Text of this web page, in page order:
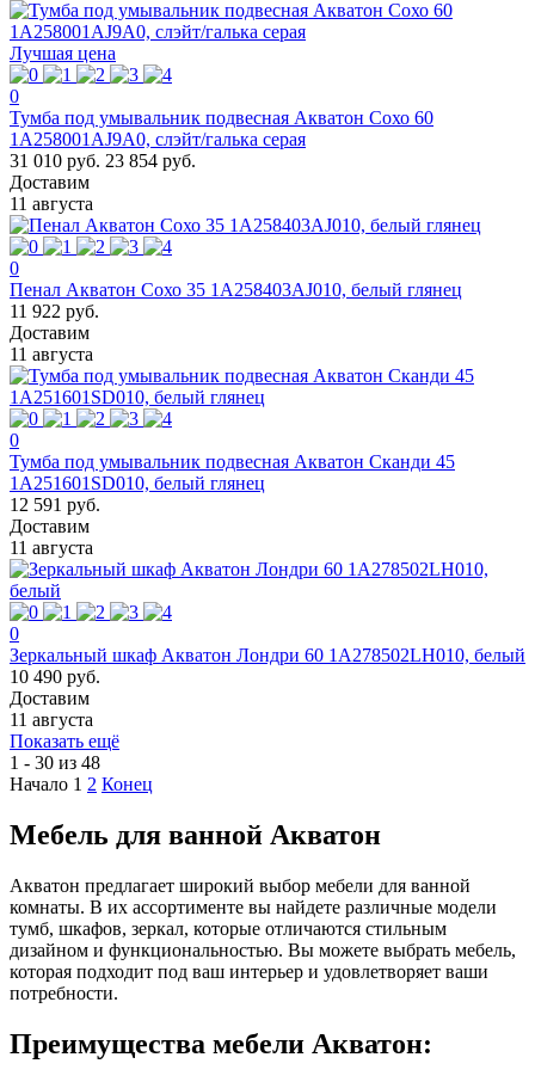
Лучшая цена
0
Тумба под умывальник подвесная Акватон Сохо 60
1A258001AJ9A0, cлэйт/галька серая
31 010 руб. 23 854 руб.
Доставим
11 августа
0
Пенал Акватон Сохо 35 1A258403AJ010, белый глянец
11 922 руб.
Доставим
11 августа
0
Тумба под умывальник подвесная Акватон Сканди 45
1A251601SD010, белый глянец
12 591 руб.
Доставим
11 августа
0
Зеркальный шкаф Акватон Лондри 60 1A278502LH010, белый
10 490 руб.
Доставим
11 августа
Показать ещё
1 - 30 из 48
Начало 1 2 Конец
Мебель для ванной Акватон
Акватон предлагает широкий выбор мебели для ванной
комнаты. В их ассортименте вы найдете различные модели
тумб, шкафов, зеркал, которые отличаются стильным
дизайном и функциональностью. Вы можете выбрать мебель,
которая подходит под ваш интерьер и удовлетворяет ваши
потребности.
Преимущества мебели Акватон: